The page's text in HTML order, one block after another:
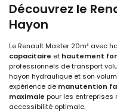
Découvrez le
Hayon
Le Renault Master 20m³ avec
capacitaire et hautement
professionnels de transport
hayon hydraulique et son
expérience de manutention
maximale pour les
accessibilité optimale.